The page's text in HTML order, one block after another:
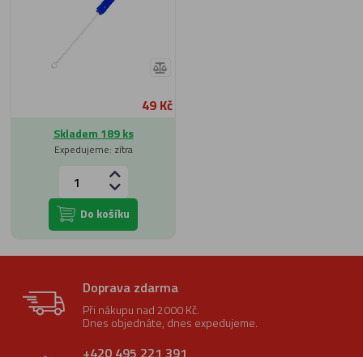
49 Kč
Skladem 189 ks
Expedujeme: zítra
Do košíku
Doprava zdarma
Při nákupu nad 2000 Kč.
Dnes objednáte, dnes expedujeme.
+420 495 221 391